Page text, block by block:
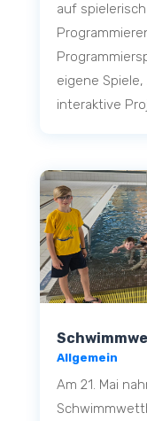
auf
eigene
interaktive
Allgemein
Am 21. Mai